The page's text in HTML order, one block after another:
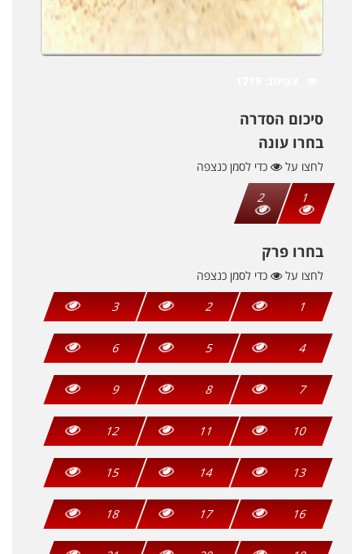
סיכום הסדרה
בחרו עונה
לחצו על
כדי לסמן כנצפה
1
2
בחרו פרק
לחצו על
כדי לסמן כנצפה
1
2
3
4
5
6
7
8
9
10
11
12
13
14
15
16
17
18